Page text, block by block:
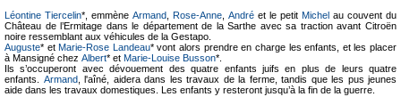
Léontine Tiercelin*, emmène Armand Rose-Anne André et le petit Michel au couvent du
Château de l’Ermitage dans le département de la Sarthe avec sa traction avant Citroën
noire ressemblant aux véhicules de la Gestapo.
Auguste* etMarie-Rose Landeau* vont alors prendre en charge les enfants, et les placer
à Mansigné chez Albert* et Marie-Louise Busson*.
Ils s’occuperont avec dévouement des quatre enfants juifs en plus de leurs quatre
enfants. Armand, l'aîné, aidera dans les travaux de la ferme, tandis que les pus jeunes
aide dans les travaux domestiques. Les enfants y resteront jusqu’à la fin de la guerre.